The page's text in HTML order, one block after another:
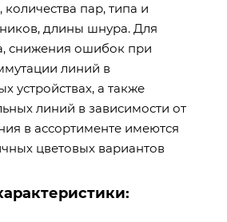
количества пар, типа и
длины шнура. Для
снижения ошибок при
линий в
устройствах, а также
линий в зависимости от
в ассортименте имеются
цветовых вариантов